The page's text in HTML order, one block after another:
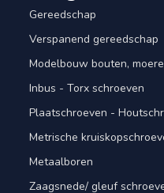
Gereedschap
Verspanend gereedschap
Modelbouw bouten,
Inbus - Torx schroeven
Plaatschroeven -
Metrische
Metaalboren
Zaagsnede/ gleuf